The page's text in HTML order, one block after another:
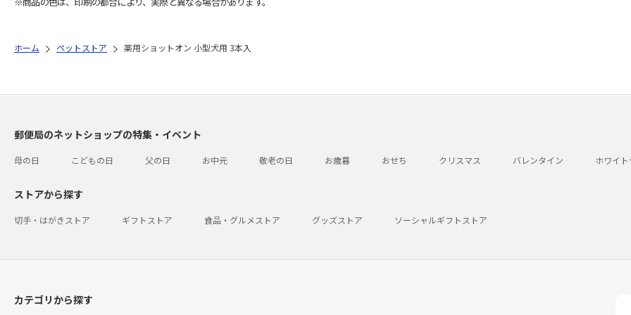
ホーム ペットストア 薬用ショットオン 小型犬用 3本入
郵便局のネットショップの特集・イベント
母の日 こどもの日 父の日 お中元 敬老の日 お歳暮 おせち クリスマス バレンタイン ホワイ
ストアから探す
切手・はがきストア ギフトストア 食品・グルメストア グッズストア ソーシャルギフトストア
カテゴリから探す